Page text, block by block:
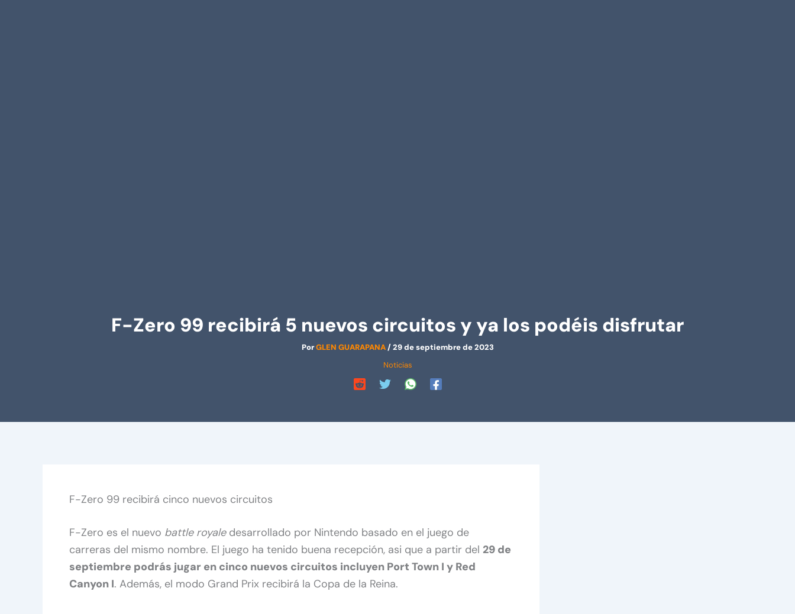
F-Zero 99 recibirá 5 nuevos circuitos y ya los podéis disfrutar
PorGLEN GUARAPANA/29 de septiembre de 2023
Noticias
F-Zero 99 recibirá cinco nuevos circuitos
F-Zero es el nuevo battle royaledesarrollado por Nintendo basado en el juego de
carreras del mismo nombre. El juego ha tenido buena recepción, asi que a partir del 29 de
septiembre podrás jugar en cinco nuevos circuitos incluyen Port Town I y Red
Canyon I. Además, el modo Grand Prix recibirá la Copa de la Reina.